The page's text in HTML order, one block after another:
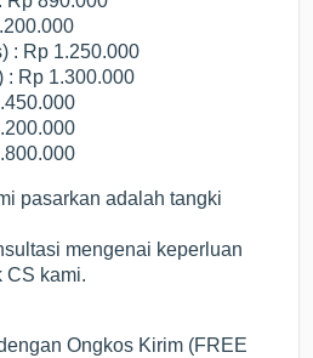
: Rp 1.250.000
: Rp 1.300.000
pasarkan adalah tangki
mengenai keperluan
CS kami.
Ongkos Kirim (FREE